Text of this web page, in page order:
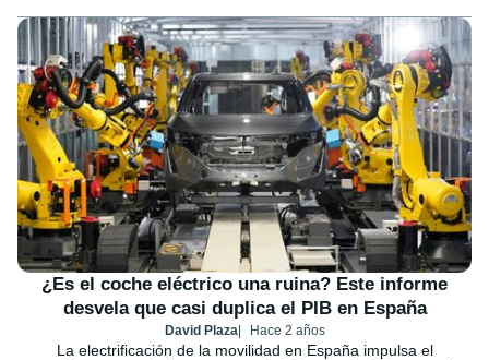
¿Es el coche eléctrico una ruina? Este informe
desvela que casi duplica el PIB en España
David Plaza Hace 2 años
La electrificación de la movilidad en España impulsa el